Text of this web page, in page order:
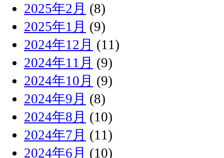
2025年2月 (8)
2025年1月 (9)
2024年12月 (11)
2024年11月 (9)
2024年10月 (9)
2024年9月 (8)
2024年8月 (10)
2024年7月 (11)
2024年6月 (10)